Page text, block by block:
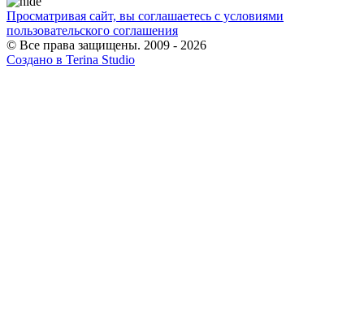
Просматривая сайт, вы соглашаетесь с условиями
пользовательского соглашения
© Все права защищены. 2009 - 2026
Создано в Terina Studio